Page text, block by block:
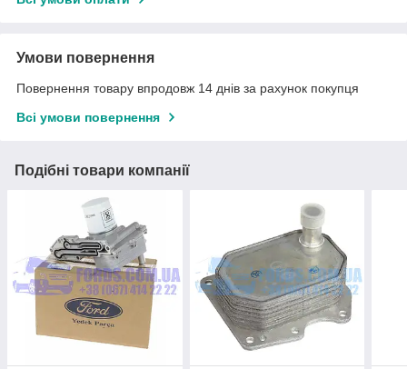
Умови повернення
Повернення товару впродовж 14 днів за рахунок покупця
Всі умови повернення
Подібні товари компанії